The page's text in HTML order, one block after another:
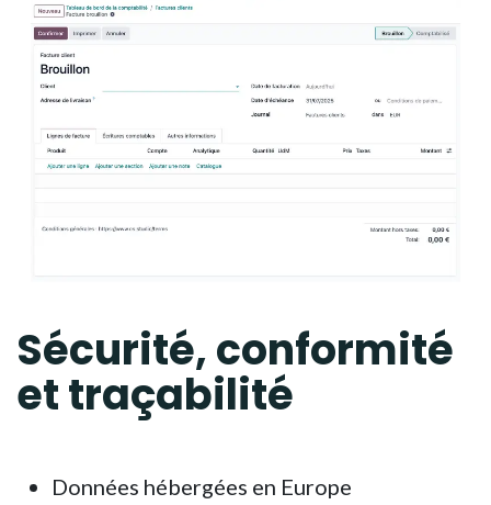
Sécurité, conformité
ettraçabilité
Données hébergées en Europe